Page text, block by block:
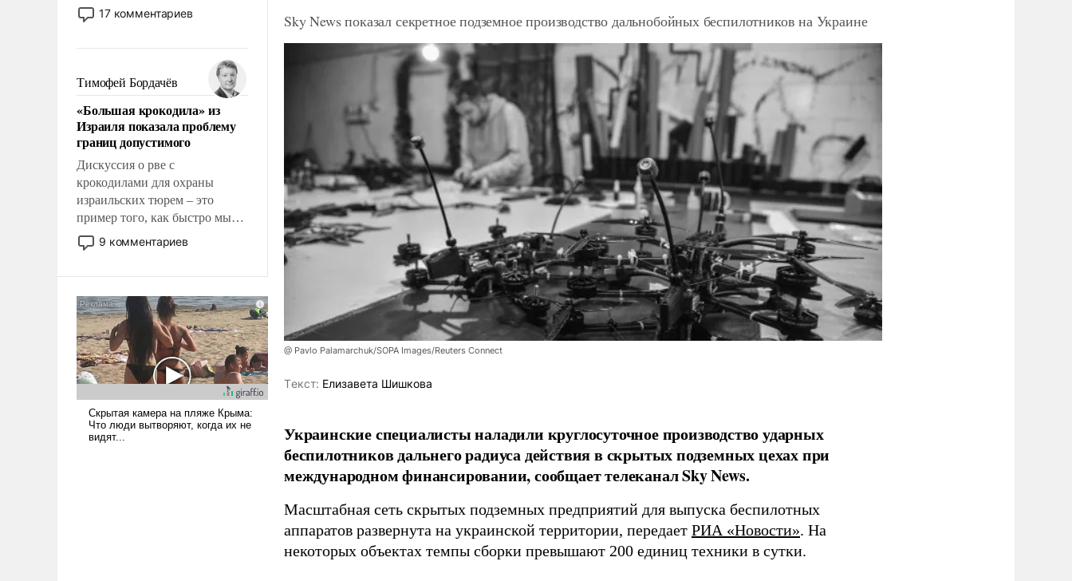
Мир, где политические
прожекты будут безусловно
налогоплательщиков и где
Еревану за свои поступки не
нужно отвечать.
17 комментариев
Тимофей Бордачёв
«Большая крокодила» из
Израиля показала проблему
границ допустимого
Дискуссия о рве с
крокодилами для охраны
израильских тюрем – это
пример того, как быстро мы
двигаемся по пути
революционных изменений.
псевдонаучной фантастики,
стало всерьез обсуждаемой
идеей.
9 комментариев
Sky News показал секретное подземное производство дальнобойных беспилотников на Украине
@ Pavlo Palamarchuk/SOPA Images/Reuters Connect
Tекст: Елизавета Шишкова
Украинские специалисты наладили круглосуточное производство ударных
беспилотников дальнего радиуса действия в скрытых подземных цехах при
международном финансировании, сообщает телеканал Sky News.
Масштабная сеть скрытых подземных предприятий для выпуска беспилотных
аппаратов развернута на украинской территории, передает РИА «Новости». На
некоторых объектах темпы сборки превышают 200 единиц техники в сутки.